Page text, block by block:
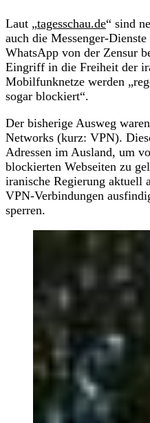
Laut „tagesschau.de“ sind
auch die Messenger-
WhatsApp von der Zensur
Eingriff in die Freiheit der
Mobilfunknetze werden
sogar blockiert“.
Der bisherige Ausweg
Networks (kurz: VPN).
Adressen im Ausland, um
blockierten Webseiten zu
iranische Regierung aktuell
VPN-Verbindungen
sperren.